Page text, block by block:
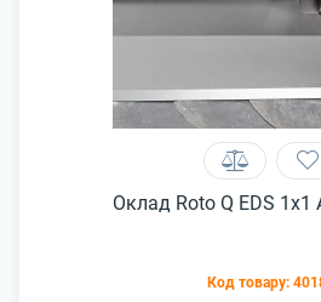
Оклад Roto Q EDS 1x1
Код товару: